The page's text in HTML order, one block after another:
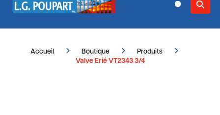
Accueil Boutique
Produits
Valve Erié VT2343 3/4